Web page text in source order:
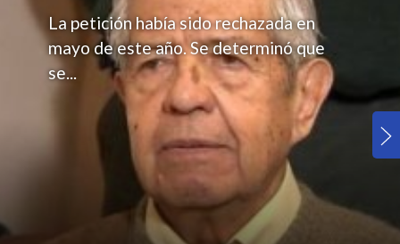
Síguenos:
La petición había sido rechazada en
mayo de este año. Se determinó que
se...